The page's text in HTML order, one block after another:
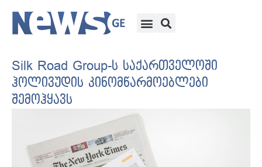
Silk Road Group-ს საქართველოში
ჰოლივუდის კინომწარმოებლები
შემოჰყავს